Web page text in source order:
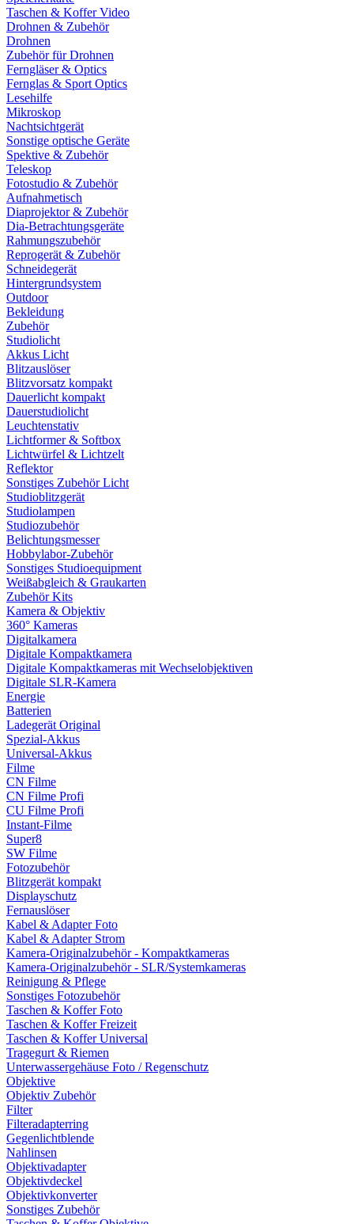
Taschen & Koffer Video
Drohnen & Zubehör
Drohnen
Zubehör für Drohnen
Ferngläser & Optics
Fernglas & Sport Optics
Lesehilfe
Mikroskop
Nachtsichtgerät
Sonstige optische Geräte
Spektive & Zubehör
Teleskop
Fotostudio & Zubehör
Aufnahmetisch
Diaprojektor & Zubehör
Dia-Betrachtungsgeräte
Rahmungszubehör
Reprogerät & Zubehör
Schneidegerät
Hintergrundsystem
Outdoor
Bekleidung
Zubehör
Studiolicht
Akkus Licht
Blitzauslöser
Blitzvorsatz kompakt
Dauerlicht kompakt
Dauerstudiolicht
Leuchtenstativ
Lichtformer & Softbox
Lichtwürfel & Lichtzelt
Reflektor
Sonstiges Zubehör Licht
Studioblitzgerät
Studiolampen
Studiozubehör
Belichtungsmesser
Hobbylabor-Zubehör
Sonstiges Studioequipment
Weißabgleich & Graukarten
Zubehör Kits
Kamera & Objektiv
360° Kameras
Digitalkamera
Digitale Kompaktkamera
Digitale Kompaktkameras mit Wechselobjektiven
Digitale SLR-Kamera
Energie
Batterien
Ladegerät Original
Spezial-Akkus
Universal-Akkus
Filme
CN Filme
CN Filme Profi
CU Filme Profi
Instant-Filme
Super8
SW Filme
Fotozubehör
Blitzgerät kompakt
Displayschutz
Fernauslöser
Kabel & Adapter Foto
Kabel & Adapter Strom
Kamera-Originalzubehör - Kompaktkameras
Kamera-Originalzubehör - SLR/Systemkameras
Reinigung & Pflege
Sonstiges Fotozubehör
Taschen & Koffer Foto
Taschen & Koffer Freizeit
Taschen & Koffer Universal
Tragegurt & Riemen
Unterwassergehäuse Foto / Regenschutz
Objektive
Objektiv Zubehör
Filter
Filteradapterring
Gegenlichtblende
Nahlinsen
Objektivadapter
Objektivdeckel
Objektivkonverter
Sonstiges Zubehör